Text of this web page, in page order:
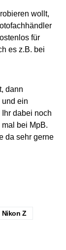
wollt,
für
es z.B. bei
dann
und ein
dabei noch
bei MpB.
da sehr gerne
Nikon Z